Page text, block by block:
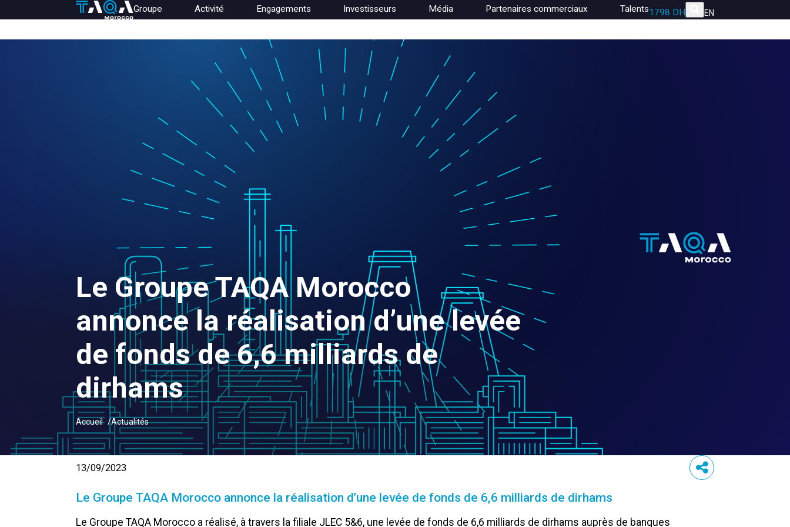
Main
Groupe Activité Engagements Investisseurs Média Partenaires commerciaux Talents1798 DH EN
Le Groupe TAQA Morocco
annonce la réalisation d’une levée
de fonds de 6,6 milliards de
dirhams
Accueil Actualités
13/09/2023
Le Groupe TAQA Morocco annonce la réalisation d’une levée de fonds de 6,6 milliards de dirhams
Le Groupe TAQA Morocco a réalisé, à travers la filiale JLEC 5&6, une levée de fonds de 6,6 milliards de dirhams auprès de banques